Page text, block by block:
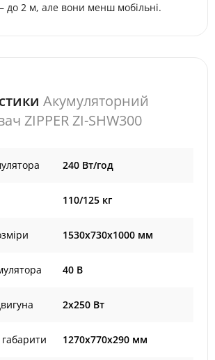
до 2 м, але вони менш мобільні.
Акумуляторний
ZIPPER ZI-SHW300
240 Вт/год
110/125 кг
1530x730x1000 мм
40 В
2x250 Вт
1270х770х290 мм